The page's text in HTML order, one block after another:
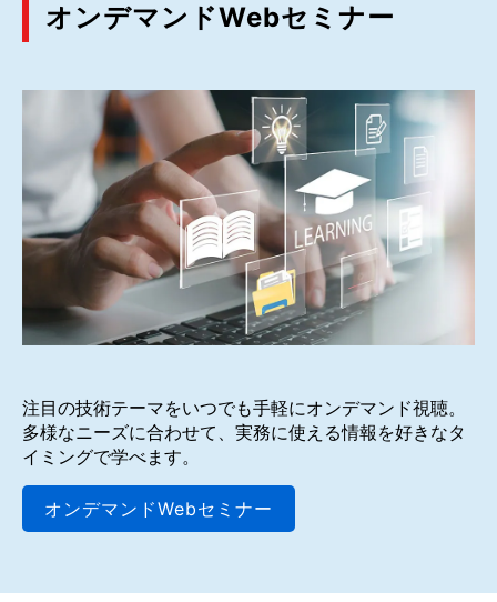
オンデマンドWebセミナー
注目の技術テーマをいつでも手軽にオンデマンド視聴。
多様なニーズに合わせて、実務に使える情報を好きなタ
イミングで学べます。
オンデマンドWebセミナー